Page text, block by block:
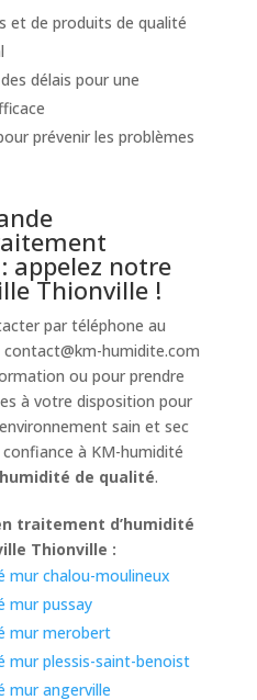
et de produits de qualité
délais pour une
prévenir les problèmes
appelez notre
Thionville !
par téléphone au
contact@km-humidite.com
ou pour prendre
à votre disposition pour
sain et sec
à KM-humidité
de qualité.
traitement d’humidité
Thionville :
mur chalou-moulineux
mur pussay
mur merobert
mur plessis-saint-benoist
mur angerville